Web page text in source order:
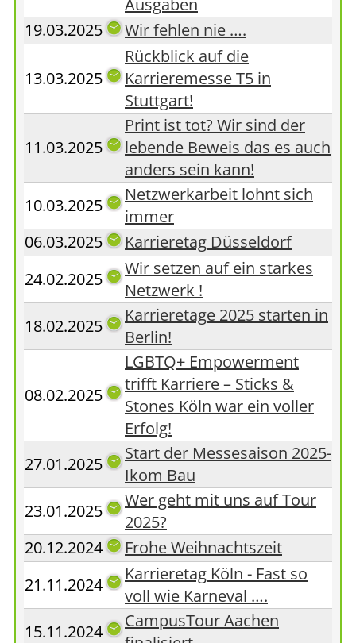
Ausgaben
19.03.2025
Wir fehlen nie ….
13.03.2025
Rückblick auf die
Karrieremesse T5 in
Stuttgart!
11.03.2025
Print ist tot? Wir sind der
lebende Beweis das es auch
anders sein kann!
10.03.2025
Netzwerkarbeit lohnt sich
immer
06.03.2025
Karrieretag Düsseldorf
24.02.2025
Wir setzen auf ein starkes
Netzwerk !
18.02.2025
Karrieretage 2025 starten in
Berlin!
08.02.2025
LGBTQ+ Empowerment
trifft Karriere – Sticks &
Stones Köln war ein voller
Erfolg!
27.01.2025
Start der Messesaison 2025-
Ikom Bau
23.01.2025
Wer geht mit uns auf Tour
2025?
20.12.2024
Frohe Weihnachtszeit
21.11.2024
Karrieretag Köln - Fast so
voll wie Karneval ….
15.11.2024
CampusTour Aachen